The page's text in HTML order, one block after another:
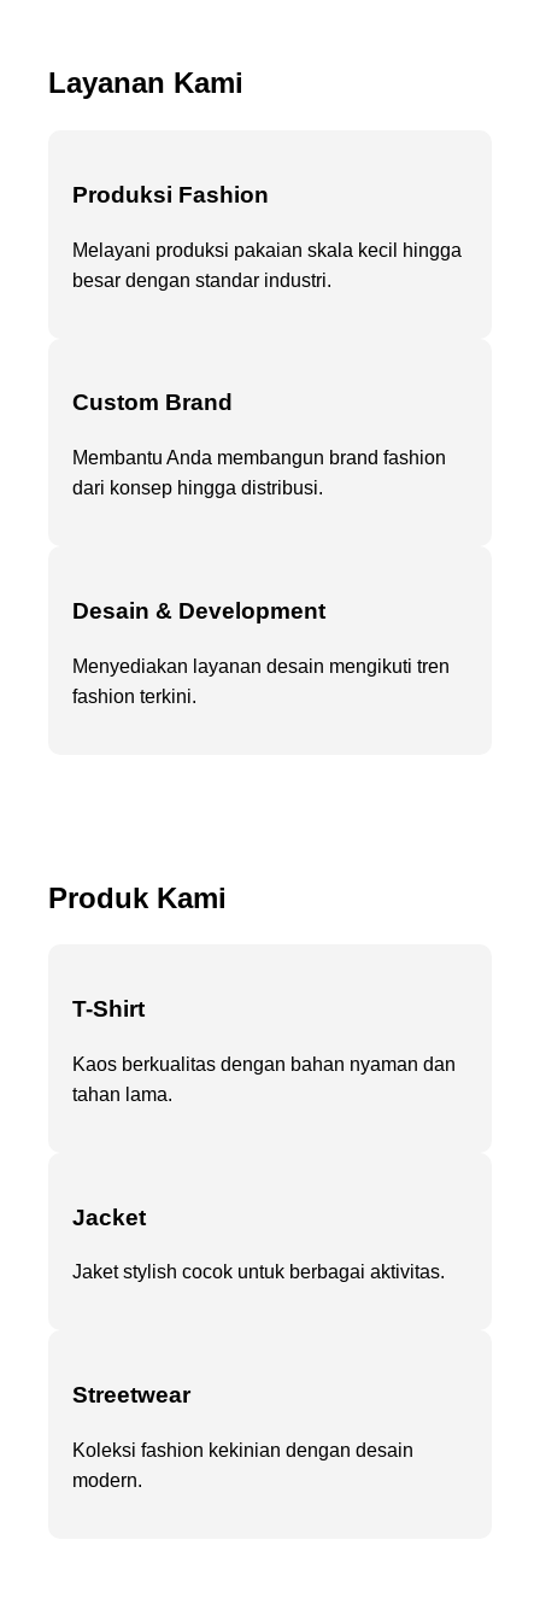
Layanan Kami
Produksi Fashion
Melayani produksi pakaian skala kecil hingga
besar dengan standar industri.
Custom Brand
Membantu Anda membangun brand fashion
dari konsep hingga distribusi.
Desain & Development
Menyediakan layanan desain mengikuti tren
fashion terkini.
Produk Kami
T-Shirt
Kaos berkualitas dengan bahan nyaman dan
tahan lama.
Jacket
Jaket stylish cocok untuk berbagai aktivitas.
Streetwear
Koleksi fashion kekinian dengan desain
modern.